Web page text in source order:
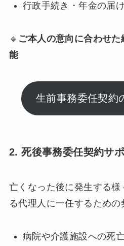
行政手続き・年金の届
🔹 ご本人の意向に合わせ
能
生前事務委任契約
2. 死後事務委任契約サ
亡くなった後に発生する様
る代理人に一任するための
病院や介護施設への死